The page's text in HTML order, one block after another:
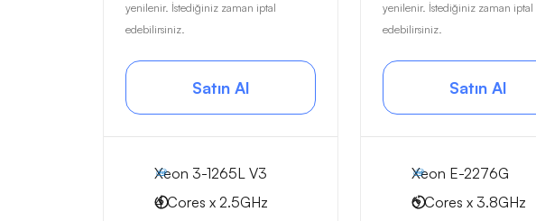
yenilenir. İstediğiniz zaman iptal
edebilirsiniz.
Satın Al
Xeon 3-1265L V3
4 Cores x 2.5GHz
yenilenir. İstediğiniz zaman iptal
edebilirsiniz.
Satın Al
Xeon E-2276G
6 Cores x 3.8GHz